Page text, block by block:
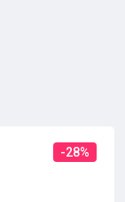
-28%